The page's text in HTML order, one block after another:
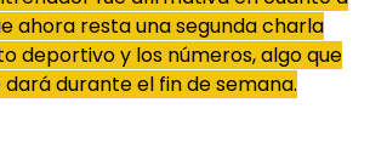
ahora resta una segunda charla
deportivo y los números, algo que
durante el fin de semana.